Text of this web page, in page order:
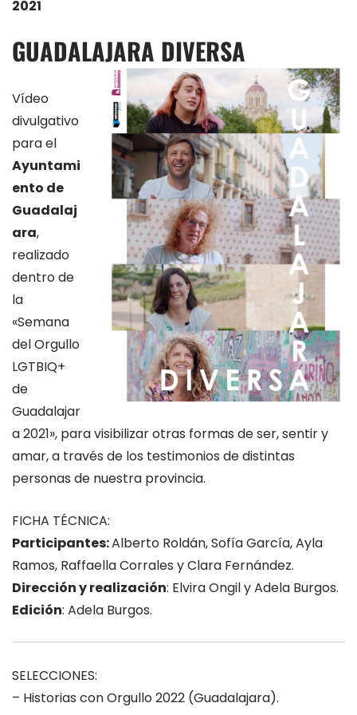
2021
GUADALAJARA DIVERSA
Vídeo
divulgativo
para el
Ayuntami
ento de
Guadalaj
ara,
realizado
dentro de
la
«Semana
del Orgullo
LGTBIQ+
de
Guadalajar
a 2021», para visibilizar otras formas de ser, sentir y
amar, a través de los testimonios de distintas
personas de nuestra provincia.
FICHA TÉCNICA:
Participantes:Alberto Roldán, Sofía García, Ayla
Ramos, Raffaella Corrales y Clara Fernández.
Dirección y realización: Elvira Ongil y Adela Burgos.
Edición: Adela Burgos.
SELECCIONES:
– Historias con Orgullo 2022 (Guadalajara).